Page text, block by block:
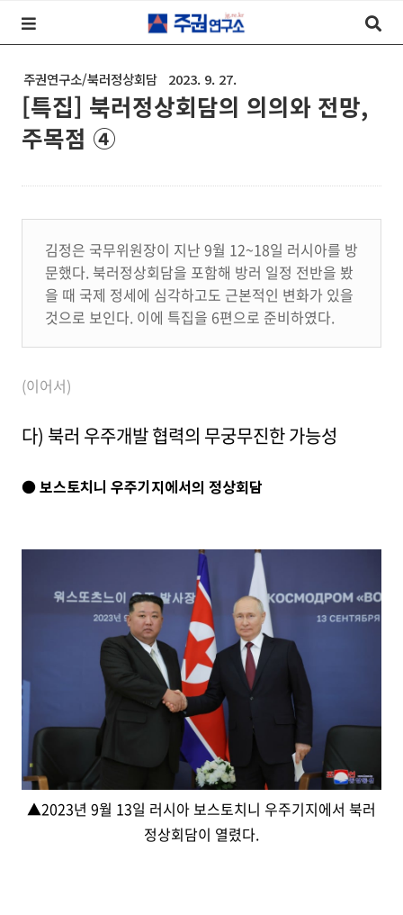
주권연구소/북러정상회담 2023. 9. 27.
[특집] 북러정상회담의 의의와 전망,
주목점 ④
김정은 국무위원장이 지난 9월 12~18일 러시아를 방
문했다. 북러정상회담을 포함해 방러 일정 전반을 봤
을 때 국제 정세에 심각하고도 근본적인 변화가 있을
것으로 보인다. 이에 특집을 6편으로 준비하였다.
(이어서)
다) 북러 우주개발 협력의 무궁무진한 가능성
● 보스토치니 우주기지에서의 정상회담
▲2023년 9월 13일 러시아 보스토치니 우주기지에서 북러
정상회담이 열렸다.